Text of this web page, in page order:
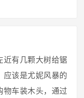
近有几颗大树给锯
应该是尤妮风暴的
物车装木头，通过